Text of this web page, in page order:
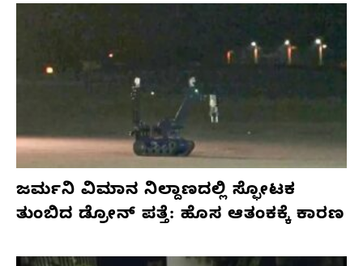
ಜರ್ಮನಿ ವಿಮಾನ ನಿಲ್ದಾಣದಲ್ಲಿ ಸ್ಫೋಟಕ
ತುಂಬಿದ ಡ್ರೋನ್ ಪತ್ತೆ: ಹೊಸ ಆತಂಕಕ್ಕೆ ಕಾರಣ